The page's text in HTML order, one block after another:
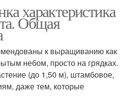
Высадки в грунт
характеристика
Общая
к выращиванию как
небом, просто на грядках.
(до 1,50 м), штамбовое,
даже тем, которые